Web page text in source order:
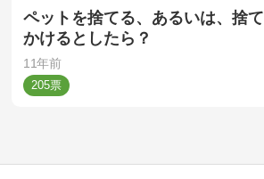
ペットを捨てる、あるいは、捨
かけるとしたら？
11年前
205